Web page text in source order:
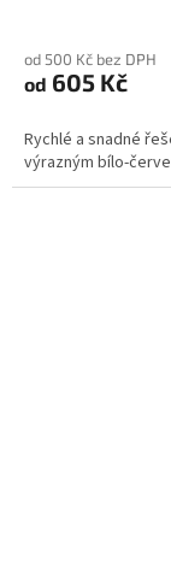
od 500 Kč bez DPH
od 605 Kč
Rychlé a snadné
výrazným bílo-